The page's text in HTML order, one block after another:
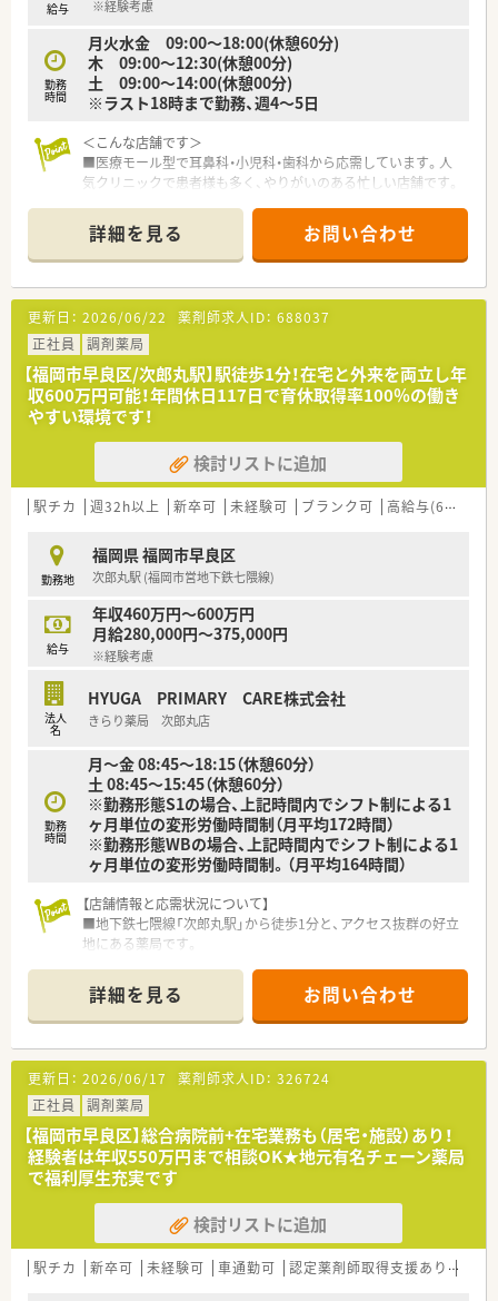
■将来的に管理薬剤師や専門薬剤師を目指したい方にとって、多
くのチャンスがあるでしょう。
給与 ※経験考慮
勤務
時間
月火水金 09:00～18:00(休憩60分)
木 09:00～12:30(休憩00分)
土 09:00～14:00(休憩00分)
※ラスト18時まで勤務、週4～5日
＜こんな店舗です＞
■医療モール型で耳鼻科・小児科・歯科から応需しています。人
気クリニックで患者様も多く、やりがいのある忙しい店舗です。
＜こんな薬局です＞
■福岡県を中心に20店舗以上（大分県中津市・山口県山口市に1
店舗ずつ含め）展開しております。
■ドクターの開業を支援しながら出店している為処方枚数の多
い店舗が多く経営状態は安定しております。開業から関わって
いるためドクターとの関係も良好です。
■直近3年間での離職率も10％未満（2021年度）と定着率も高い
会社です。
＜多様な働き方が可能＞
■店舗間の応援体制も整っているので有給消化もしやすい環境
＜門前クリニックとの良好な関係＞
関係が良好です。
■月に１回程度、各店舗の門前のドクターとミーティングを行
い、問題点かないかなどの擦り合わせを行っております。
その為疑義照会もしやすく、無理な処方や急な処方内容変更な
どもなく働きやすい現場です。
■クリニックとの合同の勉強会など交流も多く、医療事務も含め
た全スタッフとの関係も良好です。
詳細を見る お問い合わせ
更新日： 2026/06/22 薬剤師求人ID： 688037
正社員
調剤薬局
【福岡市早良区/次郎丸駅】駅徒歩1分！在宅と外来を両立し年
収600万円可能！年間休日117日で育休取得率100％の働き
やすい環境です！
検討リストに追加
駅チカ 週32h以上 新卒可 未経験可 ブランク可 高給与(600万円以上)
勤務地
福岡県 福岡市早良区
次郎丸駅 (福岡市営地下鉄七隈線)
給与
年収460万円～600万円
月給280,000円～375,000円
※経験考慮
法人
名
HYUGA PRIMARY CARE株式会社
きらり薬局 次郎丸店
勤務
時間
月～金 08:45～18:15（休憩60分）
土 08:45～15:45（休憩60分）
※勤務形態S1の場合、上記時間内でシフト制による1
ヶ月単位の変形労働時間制（月平均172時間）
※勤務形態WBの場合、上記時間内でシフト制による1
ヶ月単位の変形労働時間制。（月平均164時間）
【店舗情報と応需状況について】
■地下鉄七隈線「次郎丸駅」から徒歩1分と、アクセス抜群の好立
地にある薬局です。
を担当しています。
■薬剤師は常勤1名と事務員複数名体制で、管理薬剤師は男性の
方が務めています。
■2025年1月に開局したばかりの新しい薬局です。
【法人特徴について】
■2021年に東証グロース市場へ上場した、在宅医療を主軸に成
長を続ける企業です。
■超高齢化社会を見据え、在宅訪問薬局を全国に60店舗以上展
開し事業を拡大しています。
■自社開発の在宅業務専用システムを導入し、業務の効率化と負
担軽減を実現しています。
【こんな方にオススメ】
■自動車の運転が可能で、これからの時代に不可欠な在宅医療を
詳細を見る お問い合わせ
更新日： 2026/06/17 薬剤師求人ID： 326724
正社員
調剤薬局
【福岡市早良区】総合病院前+在宅業務も（居宅・施設）あり！
経験者は年収550万円まで相談OK★地元有名チェーン薬局
で福利厚生充実です
検討リストに追加
駅チカ 新卒可 未経験可 車通勤可 認定薬剤師取得支援あり